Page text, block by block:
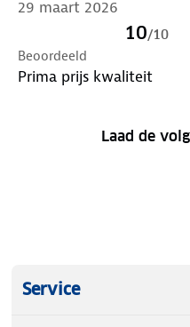
29 maart 2026
10/10
Beoordeeld
Prima prijs kwaliteit
Laad de
Service